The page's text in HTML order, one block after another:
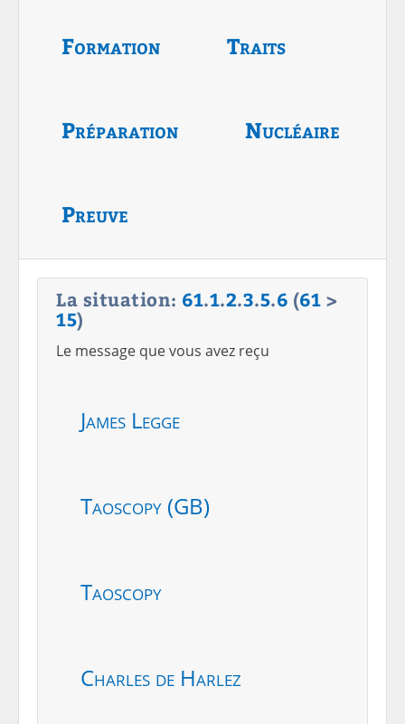
Formation Traits
Préparation Nucléaire
Preuve
La situation: 61.1.2.3.5.6 (61 >
15)
Le message que vous avez reçu
James Legge
Taoscopy (GB)
Taoscopy
Charles de Harlez